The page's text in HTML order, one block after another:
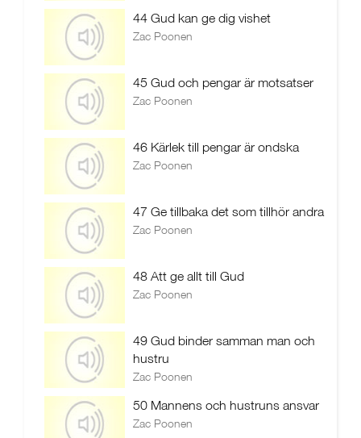
44 Gud kan ge dig vishet
Zac Poonen
45 Gud och pengar är motsatser
Zac Poonen
46 Kärlek till pengar är ondska
Zac Poonen
47 Ge tillbaka det som tillhör andra
Zac Poonen
48 Att ge allt till Gud
Zac Poonen
49 Gud binder samman man och
hustru
Zac Poonen
50 Mannens och hustruns ansvar
Zac Poonen